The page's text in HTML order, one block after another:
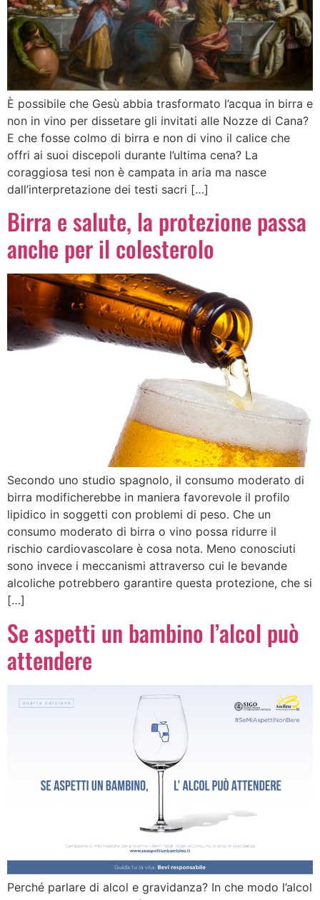
È possibile che Gesù abbia trasformato l’acqua in birra e
non in vino per dissetare gli invitati alle Nozze di Cana?
E che fosse colmo di birra e non di vino il calice che
offri ai suoi discepoli durante l’ultima cena? La
coraggiosa tesi non è campata in aria ma nasce
dall’interpretazione dei testi sacri […]
Birra e salute, la protezione passa
anche per il colesterolo
Secondo uno studio spagnolo, il consumo moderato di
birra modificherebbe in maniera favorevole il profilo
lipidico in soggetti con problemi di peso. Che un
consumo moderato di birra o vino possa ridurre il
rischio cardiovascolare è cosa nota. Meno conosciuti
sono invece i meccanismi attraverso cui le bevande
alcoliche potrebbero garantire questa protezione, che si
[…]
Se aspetti un bambino l’alcol può
attendere
Perché parlare di alcol e gravidanza? In che modo l’alcol